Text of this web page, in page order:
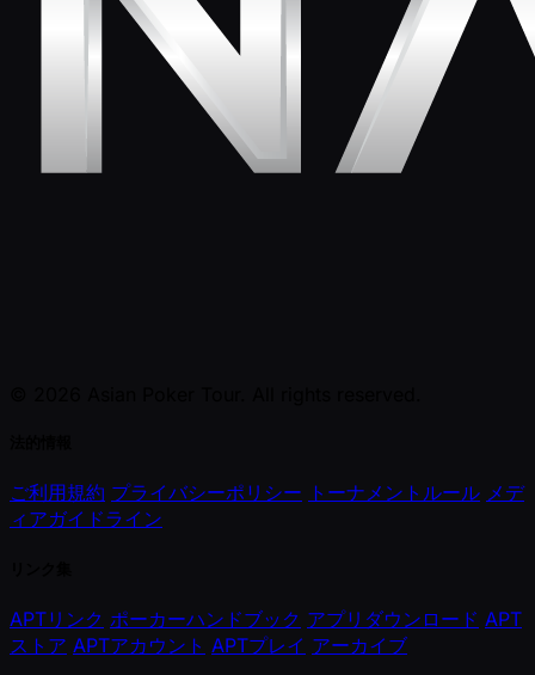
ご利用規約 プライバシーポリシー トーナメントルール メデ
ィアガイドライン
APTリンク ポーカーハンドブック アプリダウンロード APT
ストア APTアカウント APTプレイ アーカイブ